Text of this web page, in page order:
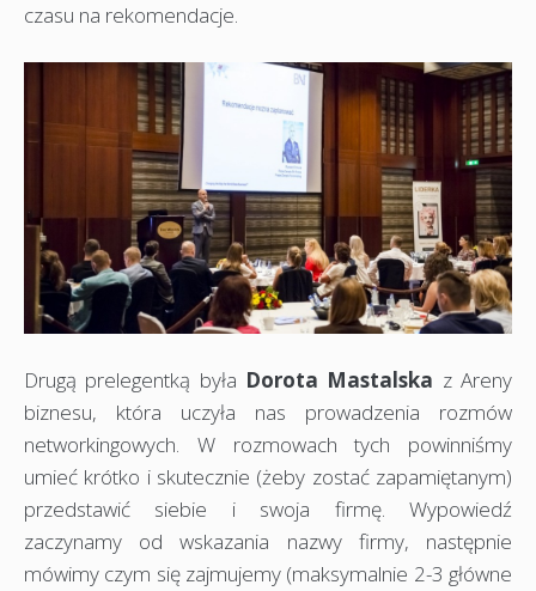
czasu na rekomendacje.
Drugą prelegentką była Dorota Mastalska z Areny
biznesu, która uczyła nas prowadzenia rozmów
networkingowych. W rozmowach tych powinniśmy
umieć krótko i skutecznie (żeby zostać zapamiętanym)
przedstawić siebie i swoja firmę. Wypowiedź
zaczynamy od wskazania nazwy firmy, następnie
mówimy czym się zajmujemy (maksymalnie 2-3 główne